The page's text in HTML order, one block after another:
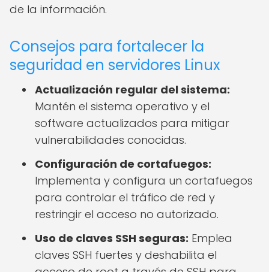
de la información.
Consejos para fortalecer la
seguridad en servidores Linux
Actualización regular del sistema:
Mantén el sistema operativo y el
software actualizados para mitigar
vulnerabilidades conocidas.
Configuración de cortafuegos:
Implementa y configura un cortafuegos
para controlar el tráfico de red y
restringir el acceso no autorizado.
Uso de claves SSH seguras: Emplea
claves SSH fuertes y deshabilita el